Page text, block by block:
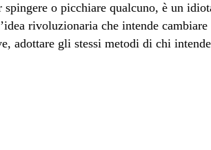
o picchiare qualcuno, è un
rivoluzionaria che intende
adottare gli stessi metodi di chi